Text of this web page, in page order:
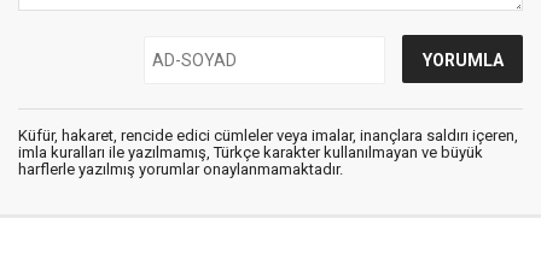
Küfür, hakaret, rencide edici cümleler veya imalar, inançlara saldırı içeren,
imla kuralları ile yazılmamış, Türkçe karakter kullanılmayan ve büyük
harflerle yazılmış yorumlar onaylanmamaktadır.